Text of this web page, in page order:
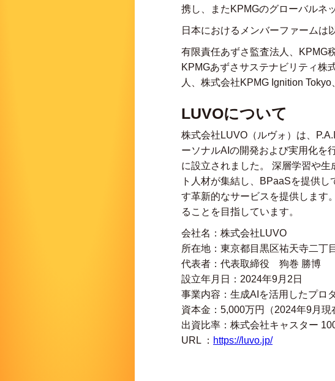
携し、またKPMGのグローバルネ
日本におけるメンバーファームは
有限責任あずさ監査法人、KPMG
KPMGあずさサステナビリティ株
人、株式会社KPMG Ignition
LUVOについて
株式会社LUVO（ルヴォ）は、
ーソナルAIの開発および実用化を
に設立されました。 深層学習や
ト人材が集結し、BPaaSを提供
す革新的なサービスを提供します
ることを目指しています。
会社名：株式会社LUVO
所在地：東京都目黒区祐天寺二
代表者：代表取締役 狗巻 勝博
設立年月日：2024年9月2日
事業内容：生成AIを活用したプロ
資本金：5,000万円（2024年9月現
出資比率：株式会社キャスター
URL ： https://luvo.jp/